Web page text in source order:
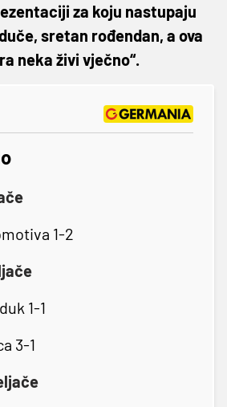
za koju nastupaju
sretan rođendan, a ova
neka živi vječno“.
1-2
1-1
3-1